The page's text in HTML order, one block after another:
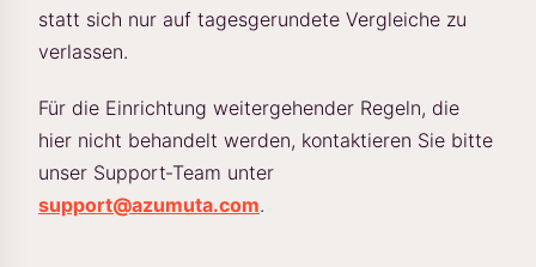
statt sich nur auf tagesgerundete Vergleiche zu
verlassen.
Für die Einrichtung weitergehender Regeln, die
hier nicht behandelt werden, kontaktieren Sie bitte
unser Support‑Team unter
support@azumuta.com.